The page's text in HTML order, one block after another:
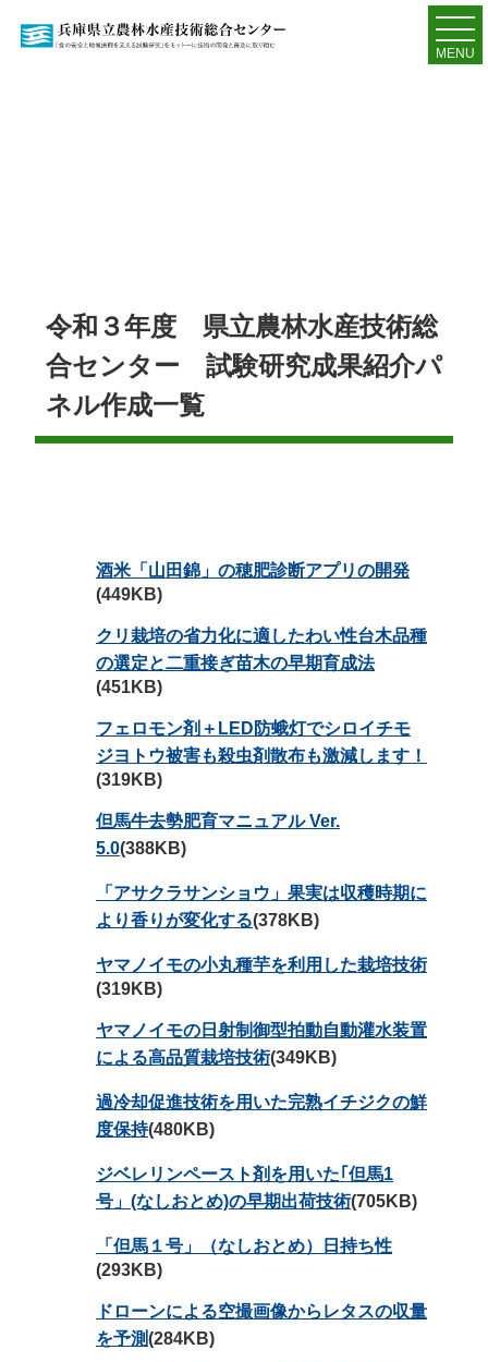
MENU
令和３年度 県立農林水産技術総
合センター 試験研究成果紹介パ
ネル作成一覧
酒米「山田錦」の穂肥診断アプリの開発
(449KB)
クリ栽培の省力化に適したわい性台木品種
の選定と二重接ぎ苗木の早期育成法
(451KB)
フェロモン剤＋LED防蛾灯でシロイチモ
ジヨトウ被害も殺虫剤散布も激減します！
(319KB)
但馬牛去勢肥育マニュアル Ver.
5.0(388KB)
「アサクラサンショウ」果実は収穫時期に
より香りが変化する(378KB)
ヤマノイモの小丸種芋を利用した栽培技術
(319KB)
ヤマノイモの日射制御型拍動自動灌水装置
による高品質栽培技術(349KB)
過冷却促進技術を用いた完熟イチジクの鮮
度保持(480KB)
ジベレリンペースト剤を用いた｢但馬1
号」(なしおとめ)の早期出荷技術(705KB)
「但馬１号」（なしおとめ）日持ち性
(293KB)
ドローンによる空撮画像からレタスの収量
を予測(284KB)